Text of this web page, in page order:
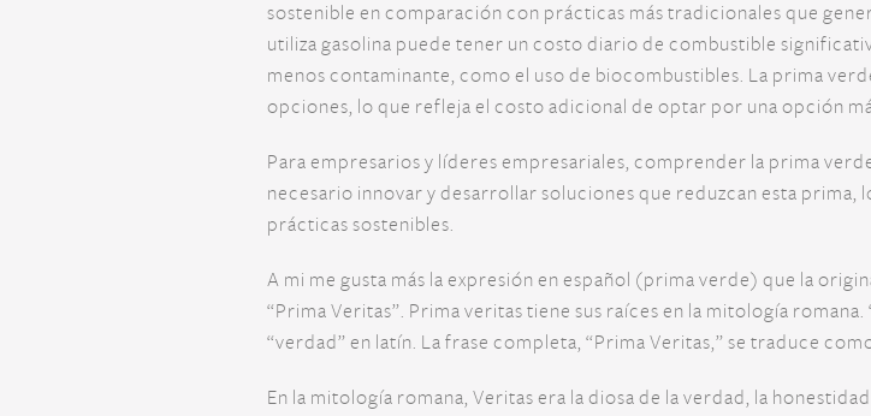
sostenible en comparación con prácticas más tradicionales que
utiliza gasolina puede tener un costo diario de combustible
menos contaminante, como el uso de biocombustibles. La prima
opciones, lo que refleja el costo adicional de optar por una opción
Para empresarios y líderes empresariales, comprender la prima
necesario innovar y desarrollar soluciones que reduzcan esta prima,
prácticas sostenibles.
A mi me gusta más la expresión en español (prima verde) que la
“Prima Veritas”. Prima veritas tiene sus raíces en la mitología
“verdad” en latín. La frase completa, “Prima Veritas,” se traduce
En la mitología romana, Veritas era la diosa de la verdad, la